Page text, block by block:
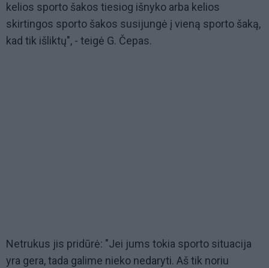
kelios sporto šakos tiesiog išnyko arba kelios
skirtingos sporto šakos susijungė į vieną sporto šaką,
kad tik išliktų", - teigė G. Čepas.
Netrukus jis pridūrė: "Jei jums tokia sporto situacija
yra gera, tada galime nieko nedaryti. Aš tik noriu